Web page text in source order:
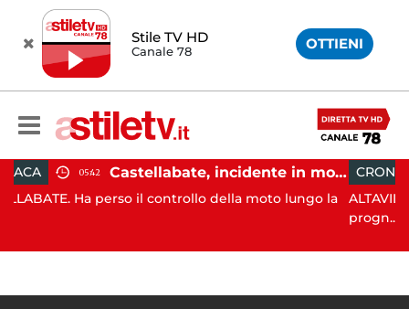
Stile TV HD
Canale 78 OTTIENI
Castellabate, incidente in moto: 27enne in ospedale
il controllo della moto lungo la
CRONACA 18:11
ALTAVILLA SILENTINA.